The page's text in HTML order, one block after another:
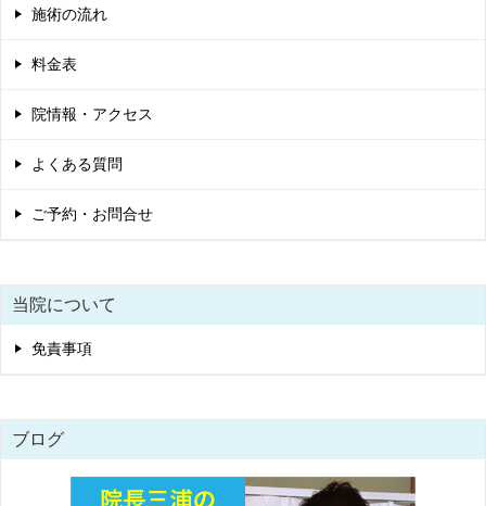
施術の流れ
料金表
院情報・アクセス
よくある質問
ご予約・お問合せ
当院について
免責事項
ブログ